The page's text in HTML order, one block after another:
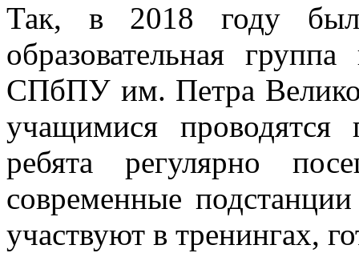
Так, в 2018 году
образовательная
СПбПУ им. Петра
учащимися проводятся
ребята регулярно
современные
участвуют в тренингах,